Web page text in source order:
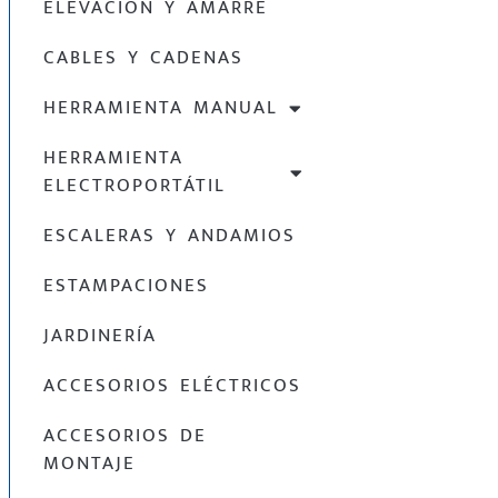
ELEVACIÓN Y AMARRE
CABLES Y CADENAS
HERRAMIENTA MANUAL
HERRAMIENTA
ELECTROPORTÁTIL
ESCALERAS Y ANDAMIOS
ESTAMPACIONES
JARDINERÍA
ACCESORIOS ELÉCTRICOS
ACCESORIOS DE
MONTAJE